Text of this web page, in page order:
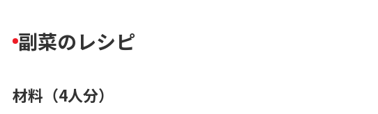
副菜のレシピ
材料（4人分）